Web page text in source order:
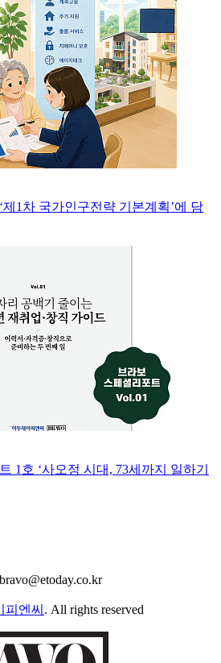
제1차 국가인구전략 기본계획’에 담
1호 ‘사오정 시대, 73세까지 일하기
피엔씨 . All rights reserved